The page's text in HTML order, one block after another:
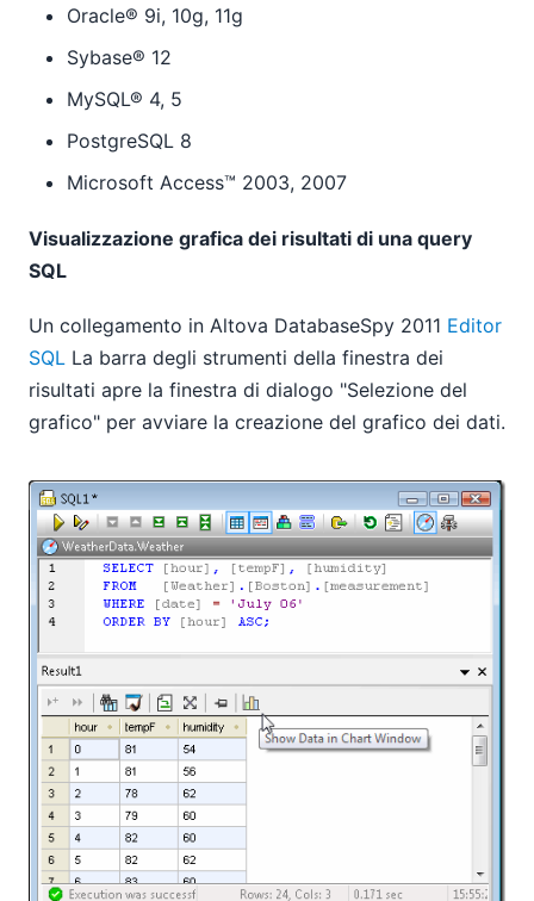
Oracle® 9i, 10g, 11g
Sybase® 12
MySQL® 4, 5
PostgreSQL 8
Microsoft Access™ 2003, 2007
Visualizzazione grafica dei risultati di una query
SQL
Un collegamento in Altova DatabaseSpy 2011 Editor
SQL La barra degli strumenti della finestra dei
risultati apre la finestra di dialogo "Selezione del
grafico" per avviare la creazione del grafico dei dati.